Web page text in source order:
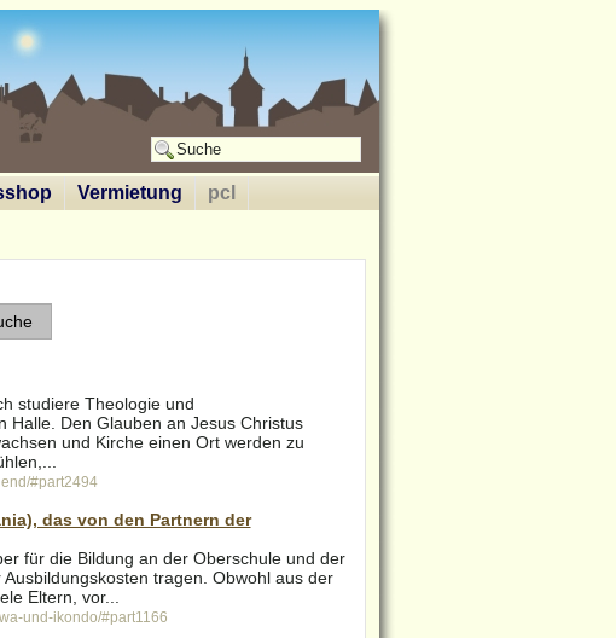
Vermietung pcl
studiere Theologie und
Halle. Den Glauben an Jesus Christus
und Kirche einen Ort werden zu
#part2494
das von den Partnern der
für die Bildung an der Oberschule und der
tragen. Obwohl aus der
Eltern, vor...
und-ikondo/#part1166